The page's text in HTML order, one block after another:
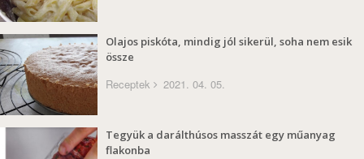
Olajos piskóta, mindig jól sikerül, soha nem esik
össze
Receptek 2021. 04. 05.
Tegyük a darálthúsos masszát egy műanyag
flakonba